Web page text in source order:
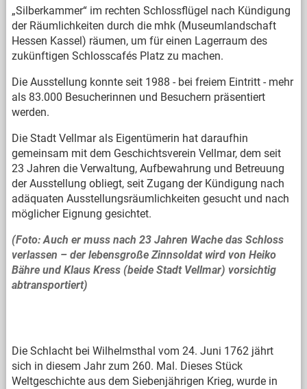
„Silberkammer“ im rechten Schlossflügel nach Kündigung
der Räumlichkeiten durch die mhk (Museumlandschaft
Hessen Kassel) räumen, um für einen Lagerraum des
zukünftigen Schlosscafés Platz zu machen.
Die Ausstellung konnte seit 1988 - bei freiem Eintritt - mehr
als 83.000 Besucherinnen und Besuchern präsentiert
werden.
Die Stadt Vellmar als Eigentümerin hat daraufhin
gemeinsam mit dem Geschichtsverein Vellmar, dem seit
23 Jahren die Verwaltung, Aufbewahrung und Betreuung
der Ausstellung obliegt, seit Zugang der Kündigung nach
adäquaten Ausstellungsräumlichkeiten gesucht und nach
möglicher Eignung gesichtet.
(Foto: Auch er muss nach 23 Jahren Wache das Schloss
verlassen – der lebensgroße Zinnsoldat wird von Heiko
Bähre und Klaus Kress (beide Stadt Vellmar) vorsichtig
abtransportiert)
Die Schlacht bei Wilhelmsthal vom 24. Juni 1762 jährt
sich in diesem Jahr zum 260. Mal. Dieses Stück
Weltgeschichte aus dem Siebenjährigen Krieg, wurde in